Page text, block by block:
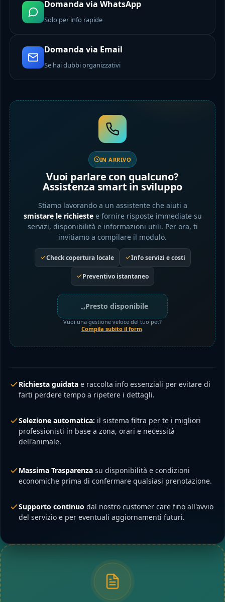
Domanda via WhatsApp
Solo per info rapide
Domanda via Email
Se hai dubbi organizzativi
IN ARRIVO
Vuoi parlare con qualcuno?
Assistenza smart in sviluppo
Stiamo lavorando a un assistente che aiuti a
smistare le richiestee fornire risposte immediate su
servizi, disponibilità e informazioni utili. Per ora, ti
invitiamo a compilare il modulo.
Check copertura locale Info servizi e costi
Preventivo istantaneo
Presto disponibile
Vuoi una gestione veloce del tuo pet?
Compila subito il form
Richiesta guidata e raccolta info essenziali per evitare di
farti perdere tempo a ripetere i dettagli.
Selezione automatica: il sistema filtra per te i migliori
professionisti in base a zona, orari e necessità
dell'animale.
Massima Trasparenza su disponibilità e condizioni
economiche prima di confermare qualsiasi prenotazione.
Supporto continuo dal nostro customer care fino all'avvio
del servizio e per eventuali aggiornamenti futuri.